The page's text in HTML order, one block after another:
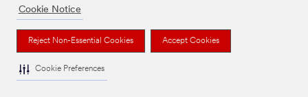
Cookie Notice
Reject Non-Essential Cookies Accept Cookies
Cookie Preferences